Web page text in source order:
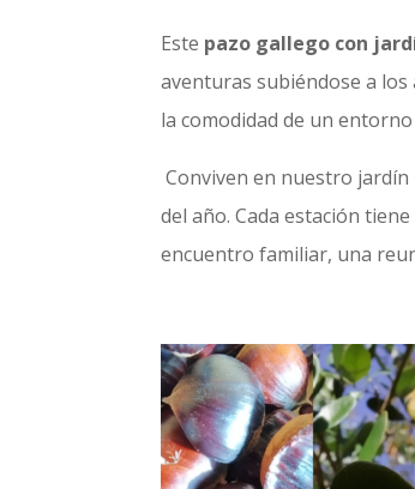
Este pazo gallego con
aventuras subiéndose a
la comodidad de un
Conviven en nuestro
del año. Cada estación
encuentro familiar, una